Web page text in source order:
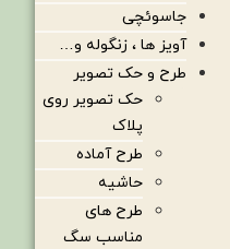
جاسوئچی
آویز ها ، زنگوله و…
طرح و حک تصویر
حک تصویر روی
پلاک
طرح آماده
حاشیه
طرح های
مناسب سگ